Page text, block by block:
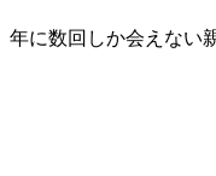
年に数回しか会えない